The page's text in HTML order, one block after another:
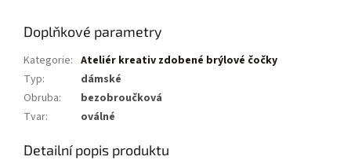
Doplňkové parametry
Kategorie: Ateliér kreativ zdobené brýlové čočky
Typ:
dámské
Obruba:
bezobroučková
Tvar: oválné
Detailní popis produktu